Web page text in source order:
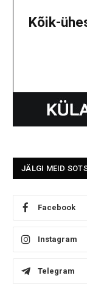
Kõik-
JÄLGI MEID
Facebook
Instagram
Telegram